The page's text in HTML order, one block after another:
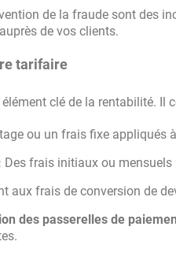
de la fraude sont des
de vos clients.
tarifaire
clé de la rentabilité. Il
ou un frais fixe appliqués
Des frais initiaux ou
aux frais de conversion de
des passerelles de